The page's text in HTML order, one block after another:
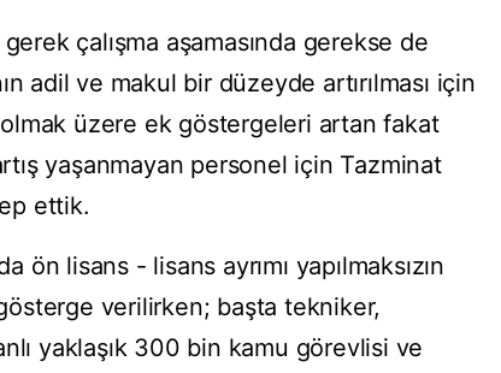
çalışma aşamasında gerekse de
adil ve makul bir düzeyde artırılması için
üzere ek göstergeleri artan fakat
yaşanmayan personel için Tazminat
ettik.
ön lisans - lisans ayrımı yapılmaksızın
verilirken; başta tekniker,
yaklaşık 300 bin kamu görevlisi ve